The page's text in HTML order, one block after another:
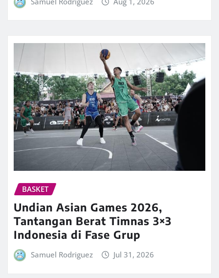
BASKET
Undian Asian Games 2026,
Tantangan Berat Timnas 3×3
Indonesia di Fase Grup
Samuel Rodriguez Jul 31, 2026